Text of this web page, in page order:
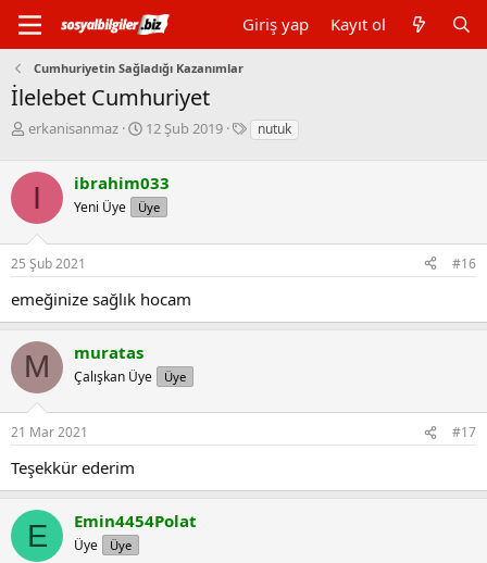
Giriş yap Kayıt ol
Cumhuriyetin Sağladığı Kazanımlar
İlelebet Cumhuriyet
K
b
u
y
u
b
a
ş
l
a
t
a
n
erkanisanmaz
B
l
a
g
ç
t
a
h
12 Şub 2019
E
l
r
nutuk
I ibrahim033
Yeni Üye Üye
25 Şub 2021 #16
emeğinize sağlık hocam
M muratas
Çalışkan Üye Üye
21 Mar 2021 #17
Teşekkür ederim
E Emin4454Polat
Üye Üye